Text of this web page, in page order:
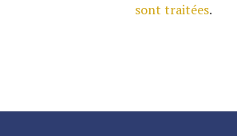
sont traitées.